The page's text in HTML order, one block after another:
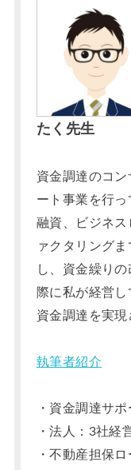
たく先生
資金調達のコ
ート事業を行
融資、ビジネ
ァクタリング
し、資金繰り
際に私が経営
資金調達を実現
執筆者紹介
・資金調達サ
・法人：3社経
・不動産担保